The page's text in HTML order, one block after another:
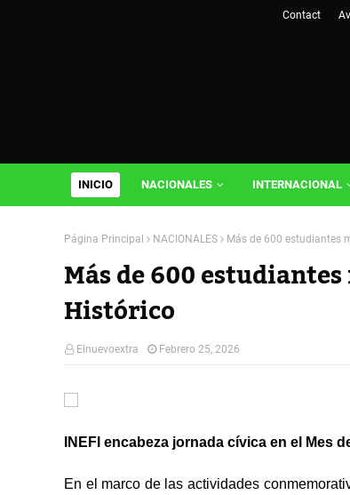
Contact
INICIO NACIONALES INTERNACIONAL
Página Principal NACIONALES Más de 600 estudiantes
Más de 600
Histórico
Elnuevoextra Febrero 25, 2026
INEFI encabeza jornada cívica en el Mes
En el marco de las actividades